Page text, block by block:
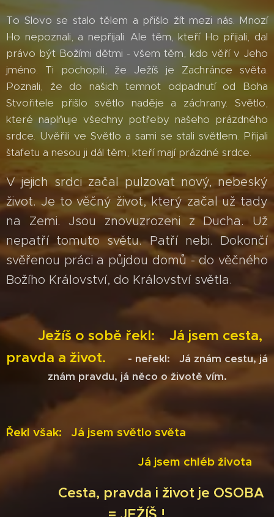
To Slovo se stalo tělem a přišlo žít mezi nás. Mnozí
Ho nepoznali, a nepřijali. Ale těm, kteří Ho přijali, dal
právo být Božími dětmi - všem těm, kdo věří v Jeho
jméno. Ti pochopili, že Ježíš je Zachránce světa.
Poznali, že do našich temnot odpadnutí od Boha
Stvořitele přišlo světlo naděje a záchrany. Světlo,
které naplňuje všechny potřeby našeho prázdného
srdce. Uvěřili ve Světlo a sami se stali světlem. Přijali
štafetu a nesou ji dál těm, kteří mají prázdné srdce.
V jejich srdci začal pulzovat nový, nebeský
život. Je to věčný život, který začal už tady
na Zemi. Jsou znovuzrozeni z Ducha. Už
nepatří tomuto světu. Patří nebi. Dokončí
svěřenou práci a půjdou domů - do věčného
Božího Království, do Království světla.
Ježíš o sobě řekl: Já jsem cesta,
pravda a život. - neřekl: Já znám cestu,já
znám pravdu, já něco o životě vím.
Řekl však: Já jsem světlo světa
Já jsem chléb života
Cesta, pravda i život je OSOBA